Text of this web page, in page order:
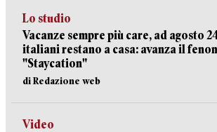
Lo studio
Vacanze sempre più care, ad agosto
italiani restano a casa: avanza il
"Staycation"
di Redazione web
Video